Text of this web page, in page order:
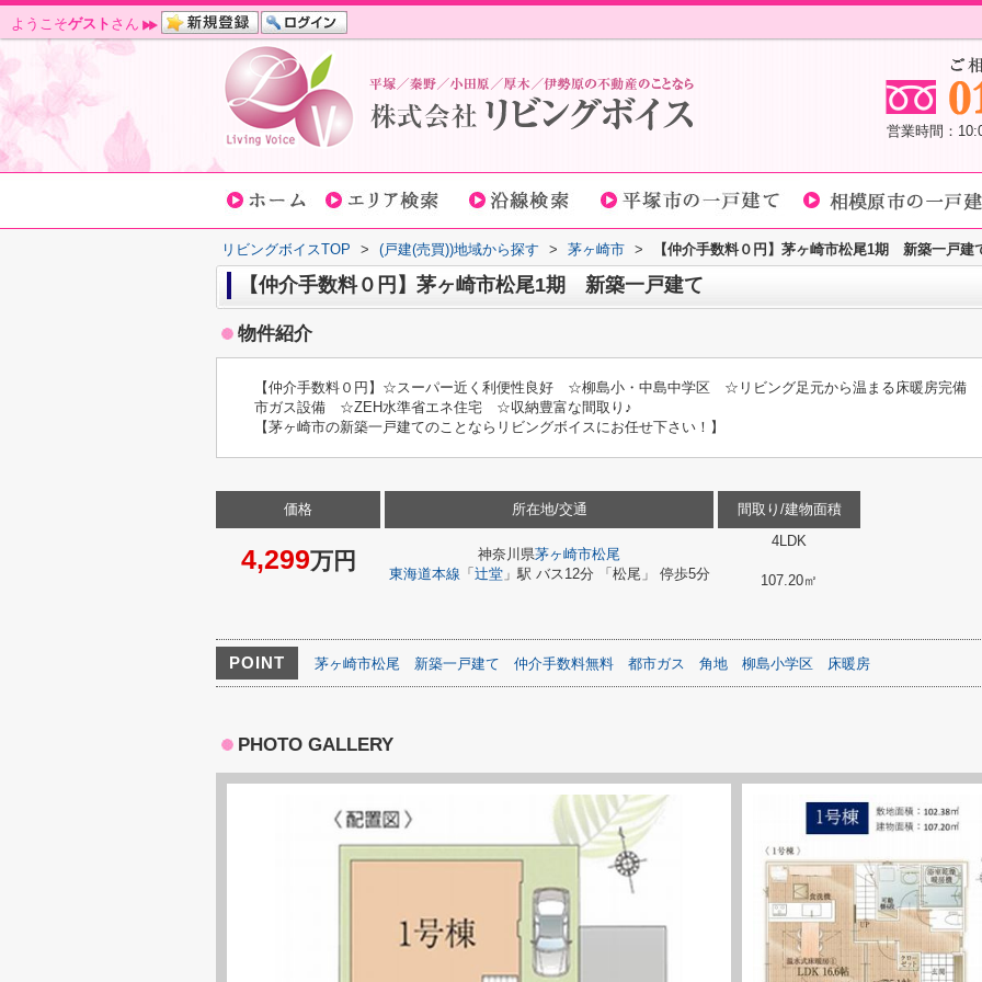
ようこそゲスト さん
営業時間：
リビングボイスTOP > (戸建(売買))地域から探す > 茅ヶ崎市 > 【仲介手数料０円】茅ヶ崎市松尾1期 新築一戸建
【仲介手数料０円】茅ヶ崎市松尾1期 新築一戸建て
物件紹介
【仲介手数料０円】☆スーパー近く利便性良好 ☆柳島小・中島中学区 ☆リビング足元から温まる床暖房完
市ガス設備 ☆ZEH水準省エネ住宅 ☆収納豊富な間取り♪
【茅ヶ崎市の新築一戸建てのことならリビングボイスにお任せ下さい！】
価格
4,299万円
所在地/交通
神奈川県茅ヶ崎市松尾
東海道本線 「 辻堂」駅 バス12分 「松尾」 停歩5分
間取り/建物面積
4LDK
107.20㎡
POINT 茅ヶ崎市松尾 新築一戸建て 仲介手数料無料 都市ガス 角地 柳島小学区 床暖房
PHOTO GALLERY